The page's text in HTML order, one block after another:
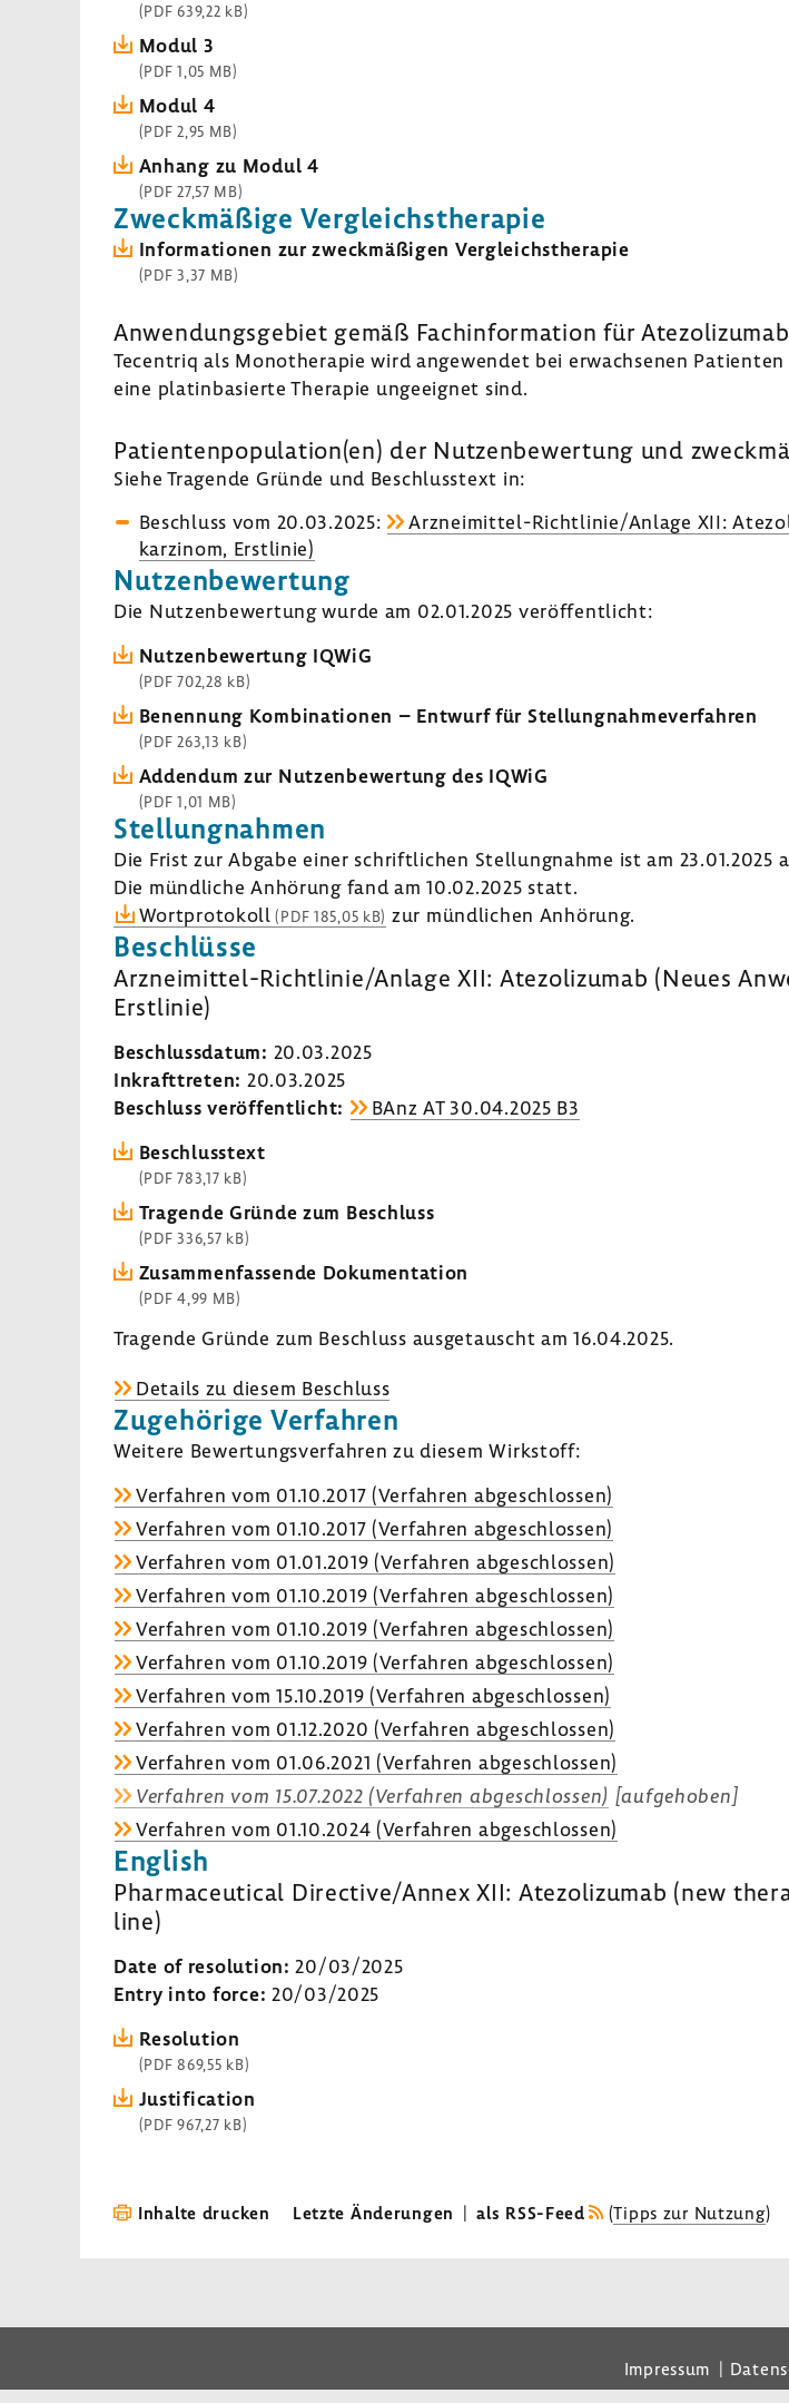
(PDF 639,22 kB)
Modul 3
(PDF 1,05 MB)
Modul 4
(PDF 2,95 MB)
Anhang zu Modul 4
(PDF 27,57 MB)
Zweck­mä­ßige Vergleichs­the­rapie
Infor­ma­tionen zur zweck­mä­ßigen Vergleichs­the­rapie
(PDF 3,37 MB)
Anwen­dungs­ge­biet gemäß Fach­in­for­ma­tion für
Tecen­triq als Mono­the­rapie wird ange­wendet bei erwach­senen
eine platin­ba­sierte Therapie unge­eignet sind.
Pati­en­ten­po­pu­la­tion(en) der Nutzen­be­wer­tung und
Siehe Tragende Gründe und Beschluss­text in:
Beschluss vom 20.03.2025:
Arzneimittel-​Richtlinie/Anlage XII:
kar­zinom, Erst­linie)
Nutzen­be­wer­tung
Die Nutzen­be­wer­tung wurde am 02.01.2025 veröf­fent­licht:
Nutzen­be­wer­tung IQWiG
(PDF 702,28 kB)
Benen­nung Kombi­na­tionen – Entwurf für Stel­lung­nah­me­ver­fahren
(PDF 263,13 kB)
Addendum zur Nutzen­be­wer­tung des IQWiG
(PDF 1,01 MB)
Stel­lung­nahmen
Die Frist zur Abgabe einer schrift­li­chen Stel­lung­nahme ist am 23.01.2025
Die münd­liche Anhö­rung fand am 10.02.2025 statt.
Wort­pro­to­koll (PDF 185,05 kB) zur münd­li­chen Anhö­rung.
Beschlüsse
Arzneimittel-​Richtlinie/Anlage XII: Atezo­li­zumab (Neues
Erst­linie)
Beschluss­datum: 20.03.2025
Inkraft­treten: 20.03.2025
Beschluss veröf­fent­licht:
BAnz AT 30.04.2025 B3
Beschluss­text
(PDF 783,17 kB)
Tragende Gründe zum Beschluss
(PDF 336,57 kB)
Zusam­men­fas­sende Doku­men­ta­tion
(PDF 4,99 MB)
Tragende Gründe zum Beschluss ausge­tauscht am 16.04.2025.
Details zu diesem Beschluss
Zuge­hö­rige Verfahren
Weitere Bewer­tungs­ver­fahren zu diesem Wirk­stoff:
Verfahren vom 01.10.2017 (Verfahren abge­schlossen)
Verfahren vom 01.10.2017 (Verfahren abge­schlossen)
Verfahren vom 01.01.2019 (Verfahren abge­schlossen)
Verfahren vom 01.10.2019 (Verfahren abge­schlossen)
Verfahren vom 01.10.2019 (Verfahren abge­schlossen)
Verfahren vom 01.10.2019 (Verfahren abge­schlossen)
Verfahren vom 15.10.2019 (Verfahren abge­schlossen)
Verfahren vom 01.12.2020 (Verfahren abge­schlossen)
Verfahren vom 01.06.2021 (Verfahren abge­schlossen)
Verfahren vom 15.07.2022 (Verfahren abge­schlossen) [aufge­hoben]
Verfahren vom 01.10.2024 (Verfahren abge­schlossen)
English
Pharmaceutical Directive/Annex XII: Atezolizumab (new
line)
Date of resolution: 20/03/2025
Entry into force: 20/03/2025
Resolution
(PDF 869,55 kB)
Justification
(PDF 967,27 kB)
Inhalte drucken Letzte Änderungen | als RSS-Feed (Tipps zur Nutzung)
Impressum